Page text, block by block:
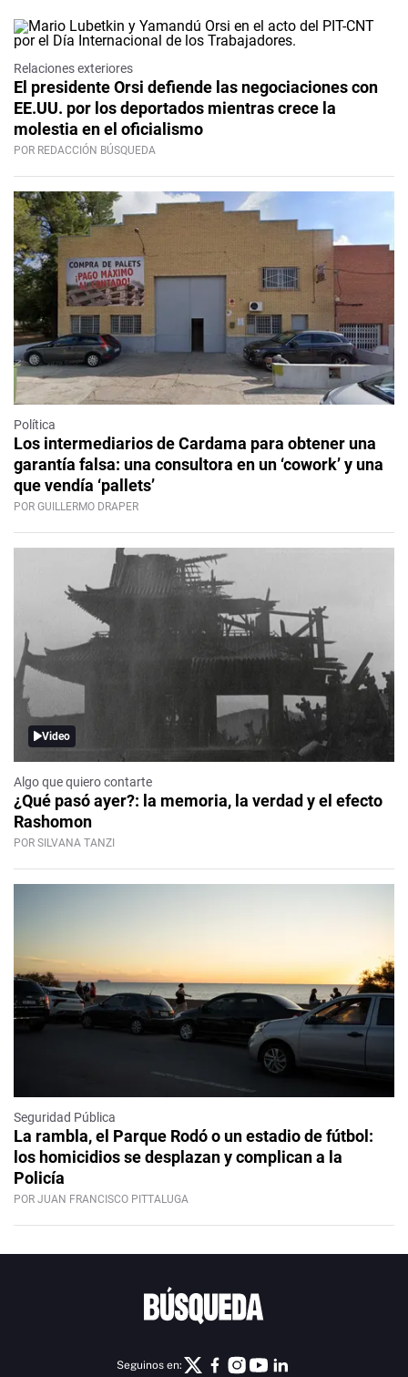
Relaciones exteriores
El presidente Orsi defiende las negociaciones con
EE.UU. por los deportados mientras crece la
molestia en el oficialismo
POR REDACCIÓN BÚSQUEDA
Política
Los intermediarios de Cardama para obtener una
garantía falsa: una consultora en un ‘cowork’ y una
que vendía ‘pallets’
POR GUILLERMO DRAPER
Video
Algo que quiero contarte
¿Qué pasó ayer?: la memoria, la verdad y el efecto
Rashomon
POR SILVANA TANZI
Seguridad Pública
La rambla, el Parque Rodó o un estadio de fútbol:
los homicidios se desplazan y complican a la
Policía
POR JUAN FRANCISCO PITTALUGA
Seguinos en: